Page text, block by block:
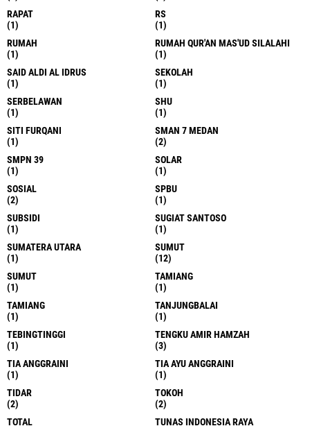
RAPAT
(1)
RS
(1)
RUMAH
(1)
RUMAH QUR'AN MAS'UD SILALAHI
(1)
SAID ALDI AL IDRUS
(1)
SEKOLAH
(1)
SERBELAWAN
(1)
SHU
(1)
SITI FURQANI
(1)
SMAN 7 MEDAN
(2)
SMPN 39
(1)
SOLAR
(1)
SOSIAL
(2)
SPBU
(1)
SUBSIDI
(1)
SUGIAT SANTOSO
(1)
SUMATERA UTARA
(1)
SUMUT
(12)
SUMUT
(1)
TAMIANG
(1)
TAMIANG
(1)
TANJUNGBALAI
(1)
TEBINGTINGGI
(1)
TENGKU AMIR HAMZAH
(3)
TIA ANGGRAINI
(1)
TIA AYU ANGGRAINI
(1)
TIDAR
(2)
TOKOH
(2)
TOTAL
TUNAS INDONESIA RAYA